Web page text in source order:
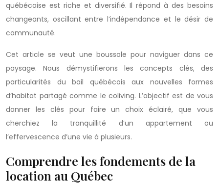
québécoise est riche et diversifié. Il répond à des besoins
changeants, oscillant entre l’indépendance et le désir de
communauté.
Cet article se veut une boussole pour naviguer dans ce
paysage. Nous démystifierons les concepts clés, des
particularités du bail québécois aux nouvelles formes
d’habitat partagé comme le coliving. L’objectif est de vous
donner les clés pour faire un choix éclairé, que vous
cherchiez la tranquillité d’un appartement ou
l’effervescence d’une vie à plusieurs.
Comprendre les fondements de la
location au Québec